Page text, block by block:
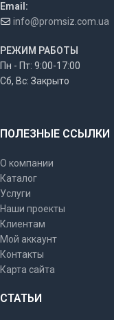
Email:
info@promsiz.com.ua
РЕЖИМ РАБОТЫ
Пн - Пт: 9:00-17:00
Сб, Вс: Закрыто
ПОЛЕЗНЫЕ ССЫЛКИ
О компании
Каталог
Услуги
Наши проекты
Клиентам
Мой аккаунт
Контакты
Карта сайта
СТАТЬИ